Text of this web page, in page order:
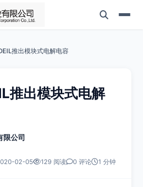
推出模块式电解电容
推出模块式电解
限公司
02-05 129 阅读 0 评论 1 分钟